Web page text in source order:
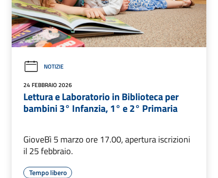
NOTIZIE
24 FEBBRAIO 2026
Lettura e Laboratorio in Biblioteca per
bambini 3° Infanzia, 1° e 2° Primaria
GioveBì 5 marzo ore 17.00, apertura iscrizioni
il 25 febbraio.
Tempo libero